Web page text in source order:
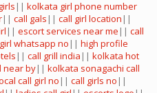
|| kolkata girl phone number
|| call gals || call girl location ||
|| escort services near me || call
whatsapp no || high profile
|| call grill india || kolkata hot
near by|| kolkata sonagachi call
call girl no || call girls no ||